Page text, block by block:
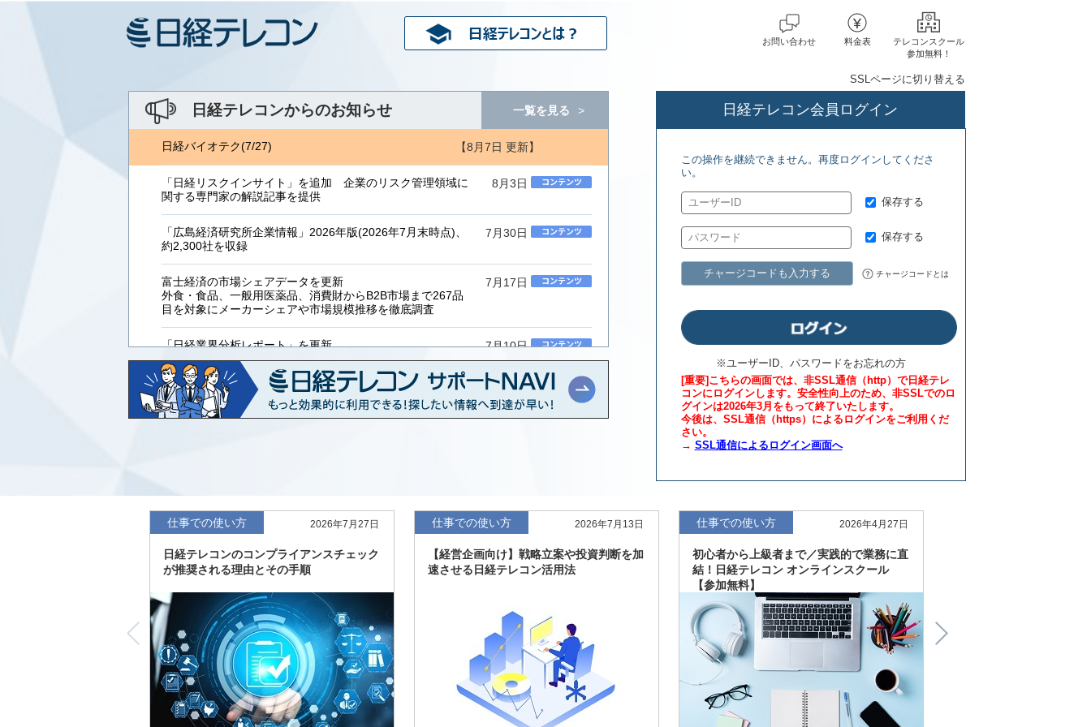
お問い合わせ 料金表
テレコンスクール
参加無料！
日経テレコンからのお知らせ 一覧を見る
【8月7日 更新】
日経バイオテク(7/27)
8月3日
「日経リスクインサイト」を追加 企業のリスク管理領域に
関する専門家の解説記事を提供
7月30日
「広島経済研究所企業情報」2026年版(2026年7月末時点)、
約2,300社を収録
7月17日
富士経済の市場シェアデータを更新
外食・食品、一般用医薬品、消費財からB2B市場まで267品
目を対象にメーカーシェアや市場規模推移を徹底調査
7月10日
「日経業界分析レポート」を更新
「工業用プラスチック製品」「システムインテグレーター」
など20業界の内容を刷新
7月8日
「東洋経済海外進出企業情報」の2026年版、約3万6千社を
収録
「日経POS情報マーケットレポート」の最新版、10～3月実
績の市場動向を速報
度の予想を実施
SSLページに切り替える
日経テレコン会員ログイン
この操作を継続できません。再度ログインしてくださ
い。
保存する
保存する
チャージコードも入力する チャージコードとは
※ユーザーID、パスワードをお忘れの方
[重要]こちらの画面では、非SSL通信（http）で日経テレ
コンにログインします。安全性向上のため、非SSLでのロ
グインは2026年3月をもって終了いたします。
今後は、SSL通信（https）によるログインをご利用くだ
さい。
→ SSL通信によるログイン画面へ
仕事での使い方 2026年7月27日
日経テレコンのコンプライアンスチェック
が推奨される理由とその手順
仕事での使い方 2026年7月13日
【経営企画向け】戦略立案や投資判断を加
速させる日経テレコン活用法
仕事での使い方 2026年4月27日
初心者から上級者まで／実践的で業務に直
結！日経テレコン オンラインスクール
【参加無料】